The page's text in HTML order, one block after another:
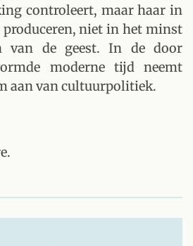
controleert, maar haar in
niet in het minst
van de geest. In de door
moderne tijd neemt
aan van cultuurpolitiek.